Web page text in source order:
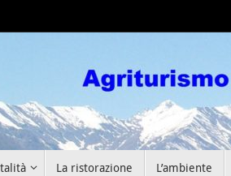
La ristorazione L’ambiente